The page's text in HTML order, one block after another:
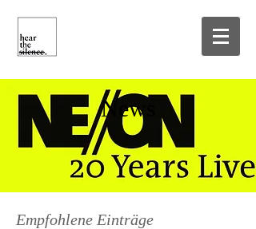
News
Empfohlene Einträge